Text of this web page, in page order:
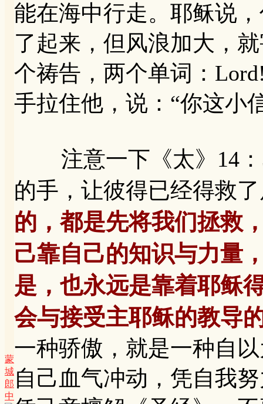
蒙
城
郎
中
能在海中行走。耶稣说
了起来，但风浪加大，
个祷告，两个单词：
手拉住他，说：“你这小
注意一下《太》14：
的手，让彼得已经得救
的，都是先将我们拯救
己靠自己的知识与力量
是，也永远是靠着耶稣
会与接受主耶稣的教导
一种骄傲，就是一种自
自己血气冲动，凭自我